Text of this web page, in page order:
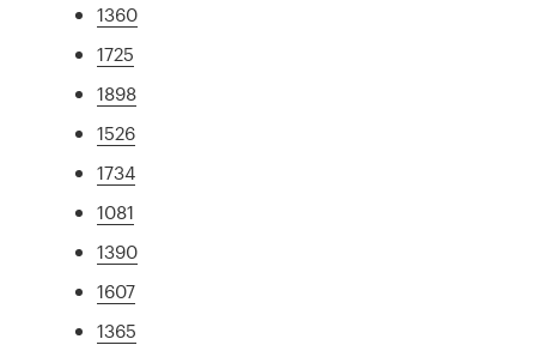
1360
1725
1898
1526
1734
1081
1390
1607
1365